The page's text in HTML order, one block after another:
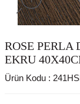
ROSE PERLA
EKRU
Ürün Kodu :